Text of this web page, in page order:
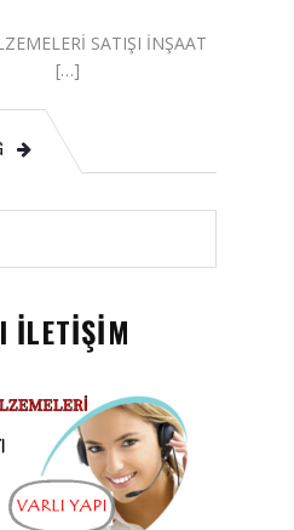
SATIŞI İNŞAAT
[…]
İLETİŞİM